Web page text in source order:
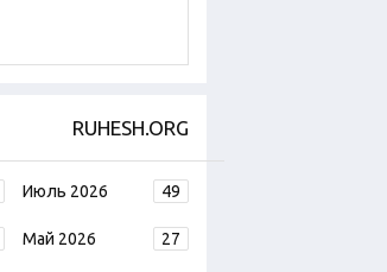
RUHESH.ORG
Июль 2026 49
Май 2026 27